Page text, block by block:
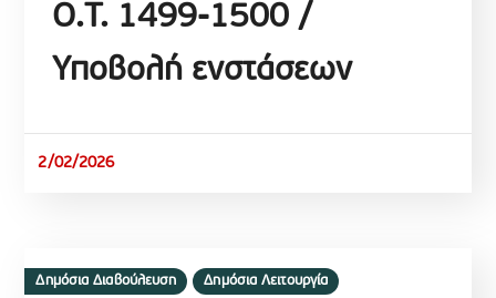
Ο.Τ. 1499-1500 /
Υποβολή ενστάσεων
2/02/2026
Δημόσια Διαβούλευση Δημόσια Λειτουργία